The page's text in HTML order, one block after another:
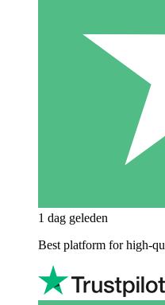
1 dag geleden
Best platform for high-